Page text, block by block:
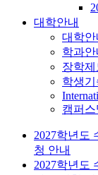
대학안내
대학안
학과안
장학제
학생
캠퍼스
2027학년도
청 안내
2027학년도